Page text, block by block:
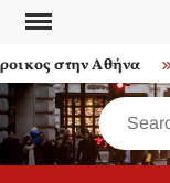
Skip
contentστην Αθήνα
Search